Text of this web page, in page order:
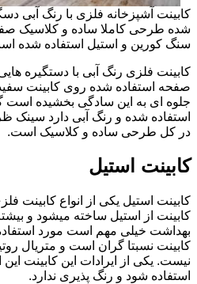
کابینت آشپزخانه فلزی با رنگ آبی
شده طرحی کاملا ساده و کلاسیک
سنگ کورین و استیل استفاده شده
کابینت فلزی رنگ آبی با دستگیره
صفحه استفاده شده روی کابینت
جلوه ای به این سادگی بخشیده
استفاده شده و رنگ آبی دارد سینک
در کل طرحی ساده و کلاسیک است.
کابینت استیل
کابینت استیل یکی از انواع
کابینت از استیل ساخته میشود و
بهداشت خیلی مهم است مورد
کابینت نسبتا گران است و متریال
نیست. یکی از ایرادات این کابینت
استفاده شود و رنگ پذیری ندارد.